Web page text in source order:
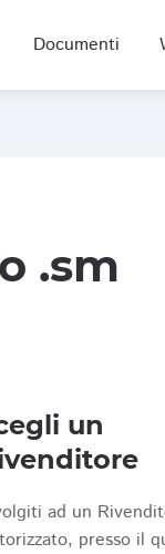
Documenti
.sm
un
ad un
presso il